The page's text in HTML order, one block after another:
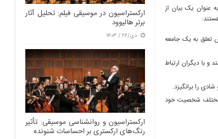
ارکستراسیون در موسیقی فیلم: تحلیل آثار
برتر هالیوود
دی/۲۶ / ۱۴۰۳
ارکستراسیون و روانشناسی موسیقی: تأثیر
رنگ‌های ارکستری بر احساسات شنونده
یک بیان از
تعلق به یک جامعه
با دیگران ارتباط
را برانگیزد.
مختلف شخصیت خود